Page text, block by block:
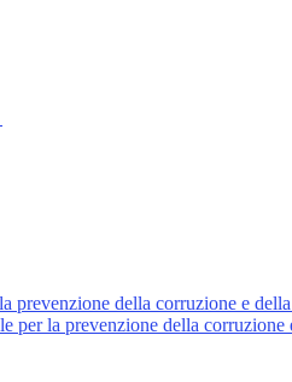
prevenzione della corruzione e della
per la prevenzione della